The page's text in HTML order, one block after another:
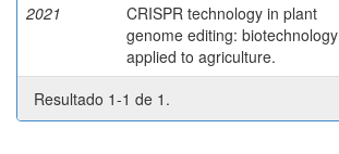
2021
CRISPR technology in plant
genome editing: biotechnology
applied to agriculture.
Resultado 1-1 de 1.